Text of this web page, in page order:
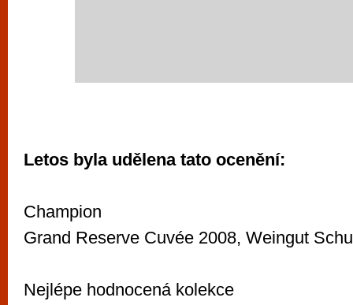
Letos byla udělena tato ocenění:
Champion
Grand Reserve Cuvée 2008, Weingut
Nejlépe hodnocená kolekce